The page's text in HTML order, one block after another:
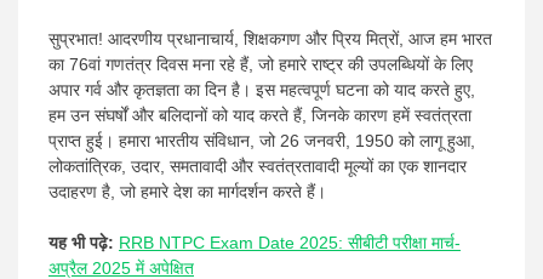
सुप्रभात! आदरणीय प्रधानाचार्य, शिक्षकगण और प्रिय मित्रों, आज हम भारत
का 76वां गणतंत्र दिवस मना रहे हैं, जो हमारे राष्ट्र की उपलब्धियों के लिए
अपार गर्व और कृतज्ञता का दिन है। इस महत्वपूर्ण घटना को याद करते हुए,
हम उन संघर्षों और बलिदानों को याद करते हैं, जिनके कारण हमें स्वतंत्रता
प्राप्त हुई। हमारा भारतीय संविधान, जो 26 जनवरी, 1950 को लागू हुआ,
लोकतांत्रिक, उदार, समतावादी और स्वतंत्रतावादी मूल्यों का एक शानदार
उदाहरण है, जो हमारे देश का मार्गदर्शन करते हैं।
यह भी पढ़े: RRB NTPC Exam Date 2025: सीबीटी परीक्षा मार्च-
अप्रैल 2025 में अपेक्षित